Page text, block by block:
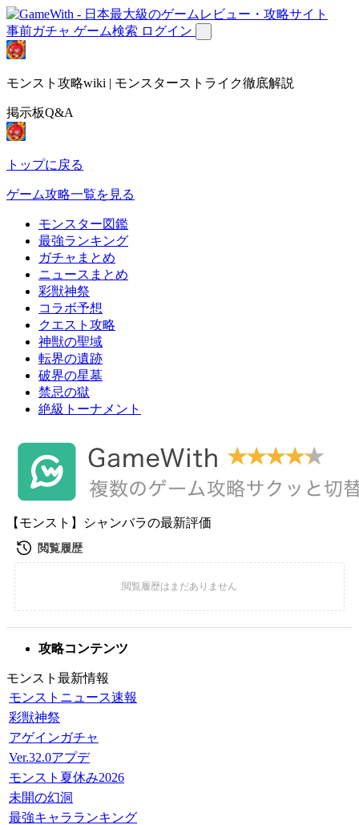
事前ガチャ ゲーム検索 ログイン
モンスト攻略wiki | モンスターストライク徹底解説
掲示板Q&A
トップに戻る
ゲーム攻略一覧を見る
モンスター図鑑
最強ランキング
ガチャまとめ
ニュースまとめ
彩獣神祭
コラボ予想
クエスト攻略
神獣の聖域
転界の遺跡
破界の星墓
禁忌の獄
絶級トーナメント
【モンスト】シャンバラの最新評価
攻略コンテンツ
モンスト最新情報
モンストニュース速報
彩獣神祭
アゲインガチャ
Ver.32.0アプデ
モンスト夏休み2026
未開の幻洞
最強キャラランキング